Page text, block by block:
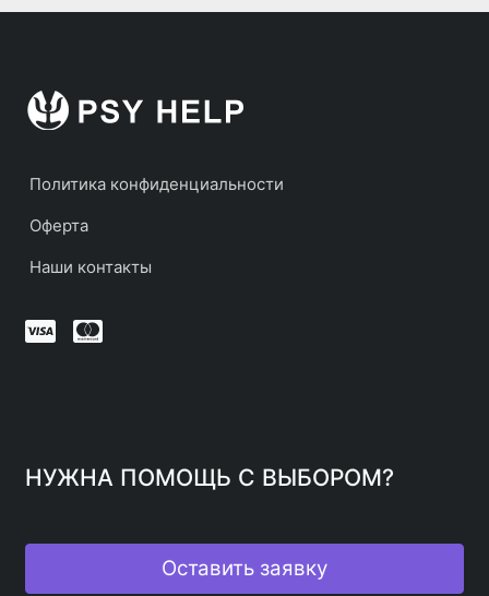
Политика конфиденциальности
Оферта
Наши контакты
НУЖНА ПОМОЩЬ С ВЫБОРОМ?
Оставить заявку